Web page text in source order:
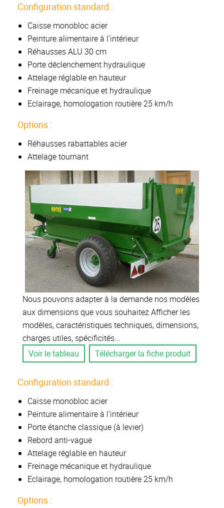
Configuration standard :
Caisse monobloc acier
Peinture alimentaire à l’intérieur
Réhausses ALU 30 cm
Porte déclenchement hydraulique
Attelage réglable en hauteur
Freinage mécanique et hydraulique
Eclairage, homologation routière 25 km/h
Options :
Réhausses rabattables acier
Attelage tournant
Nous pouvons adapter à la demande nos modèles
aux dimensions que vous souhaitez Afficher les
modèles, caractéristiques techniques, dimensions,
charges utiles, spécificités...
Voir le tableau
Télécharger la fiche produit
Configuration standard :
Caisse monobloc acier
Peinture alimentaire à l’intérieur
Porte étanche classique (à levier)
Rebord anti-vague
Attelage réglable en hauteur
Freinage mécanique et hydraulique
Eclairage, homologation routière 25 km/h
Options :